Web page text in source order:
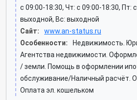
c 09:00-18:30, Чт: c 09:00-18:30, Пт:
выходной, Вс: выходной
Сайт:
www.an-status.ru
Особенности:
Недвижимость.
Агентства недвижимости.
/ земли. Помощь в оформлении
обслуживание/Наличный расчёт.
Оплата эл. кошельком